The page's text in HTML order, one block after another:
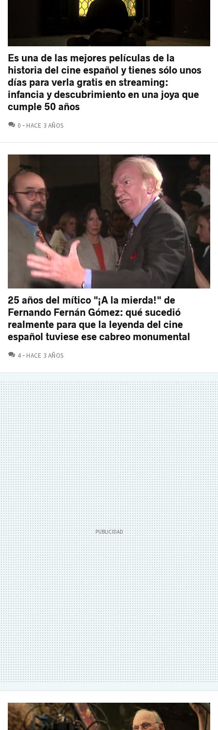
Es una de las mejores películas de la
historia del cine español y tienes sólo unos
días para verla gratis en streaming:
infancia y descubrimiento en una joya que
cumple 50 años
0 COMENTARIOS
HACE 3 AÑOS
25 años del mítico "¡A la mierda!" de
Fernando Fernán Gómez: qué sucedió
realmente para que la leyenda del cine
español tuviese ese cabreo monumental
4 COMENTARIOS
HACE 3 AÑOS